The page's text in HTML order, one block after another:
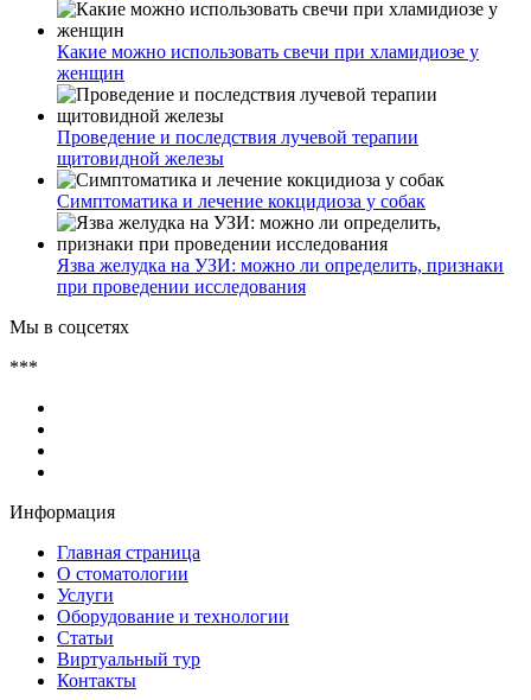
Какие можно использовать свечи при хламидиозе у
женщин
Проведение и последствия лучевой терапии
щитовидной железы
Симптоматика и лечение кокцидиоза у собак
Язва желудка на УЗИ: можно ли определить, признаки
при проведении исследования
Мы в соцсетях
***
Информация
Главная страница
О стоматологии
Услуги
Оборудование и технологии
Статьи
Виртуальный тур
Контакты